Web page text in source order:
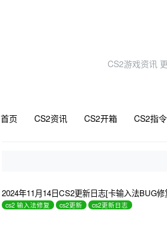
CS2游戏资讯
首页 CS2资讯 CS2开箱 CS2指令
2024年11月14日CS2更新日志[卡输入法BUG
cs2 输入法修复
cs2更新 cs2更新日志